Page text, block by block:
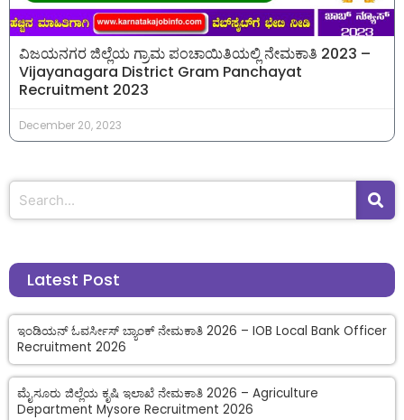
ವಿಜಯನಗರ ಜಿಲ್ಲೆಯ ಗ್ರಾಮ ಪಂಚಾಯಿತಿಯಲ್ಲಿ ನೇಮಕಾತಿ 2023 –
Vijayanagara District Gram Panchayat
Recruitment 2023
December 20, 2023
Latest Post
ಇಂಡಿಯನ್ ಓವರ್ಸೀಸ್ ಬ್ಯಾಂಕ್ ನೇಮಕಾತಿ 2026 – IOB Local Bank Officer
Recruitment 2026
ಮೈಸೂರು ಜಿಲ್ಲೆಯ ಕೃಷಿ ಇಲಾಖೆ ನೇಮಕಾತಿ 2026 – Agriculture
Department Mysore Recruitment 2026